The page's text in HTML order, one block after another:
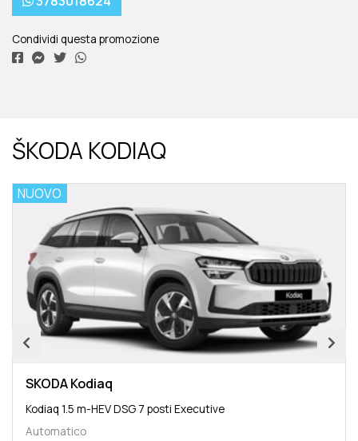
Condividi questa promozione
ŠKODA KODIAQ
NUOVO
SKODA Kodiaq
Kodiaq 1.5 m-HEV DSG 7 posti Executive
Automatico